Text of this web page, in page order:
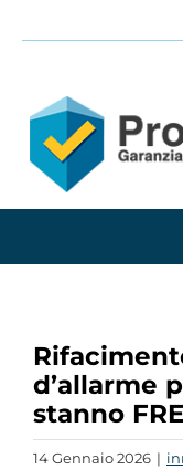
Stabile
Blog
d’allarme
stanno
14 Gennaio 2026 |